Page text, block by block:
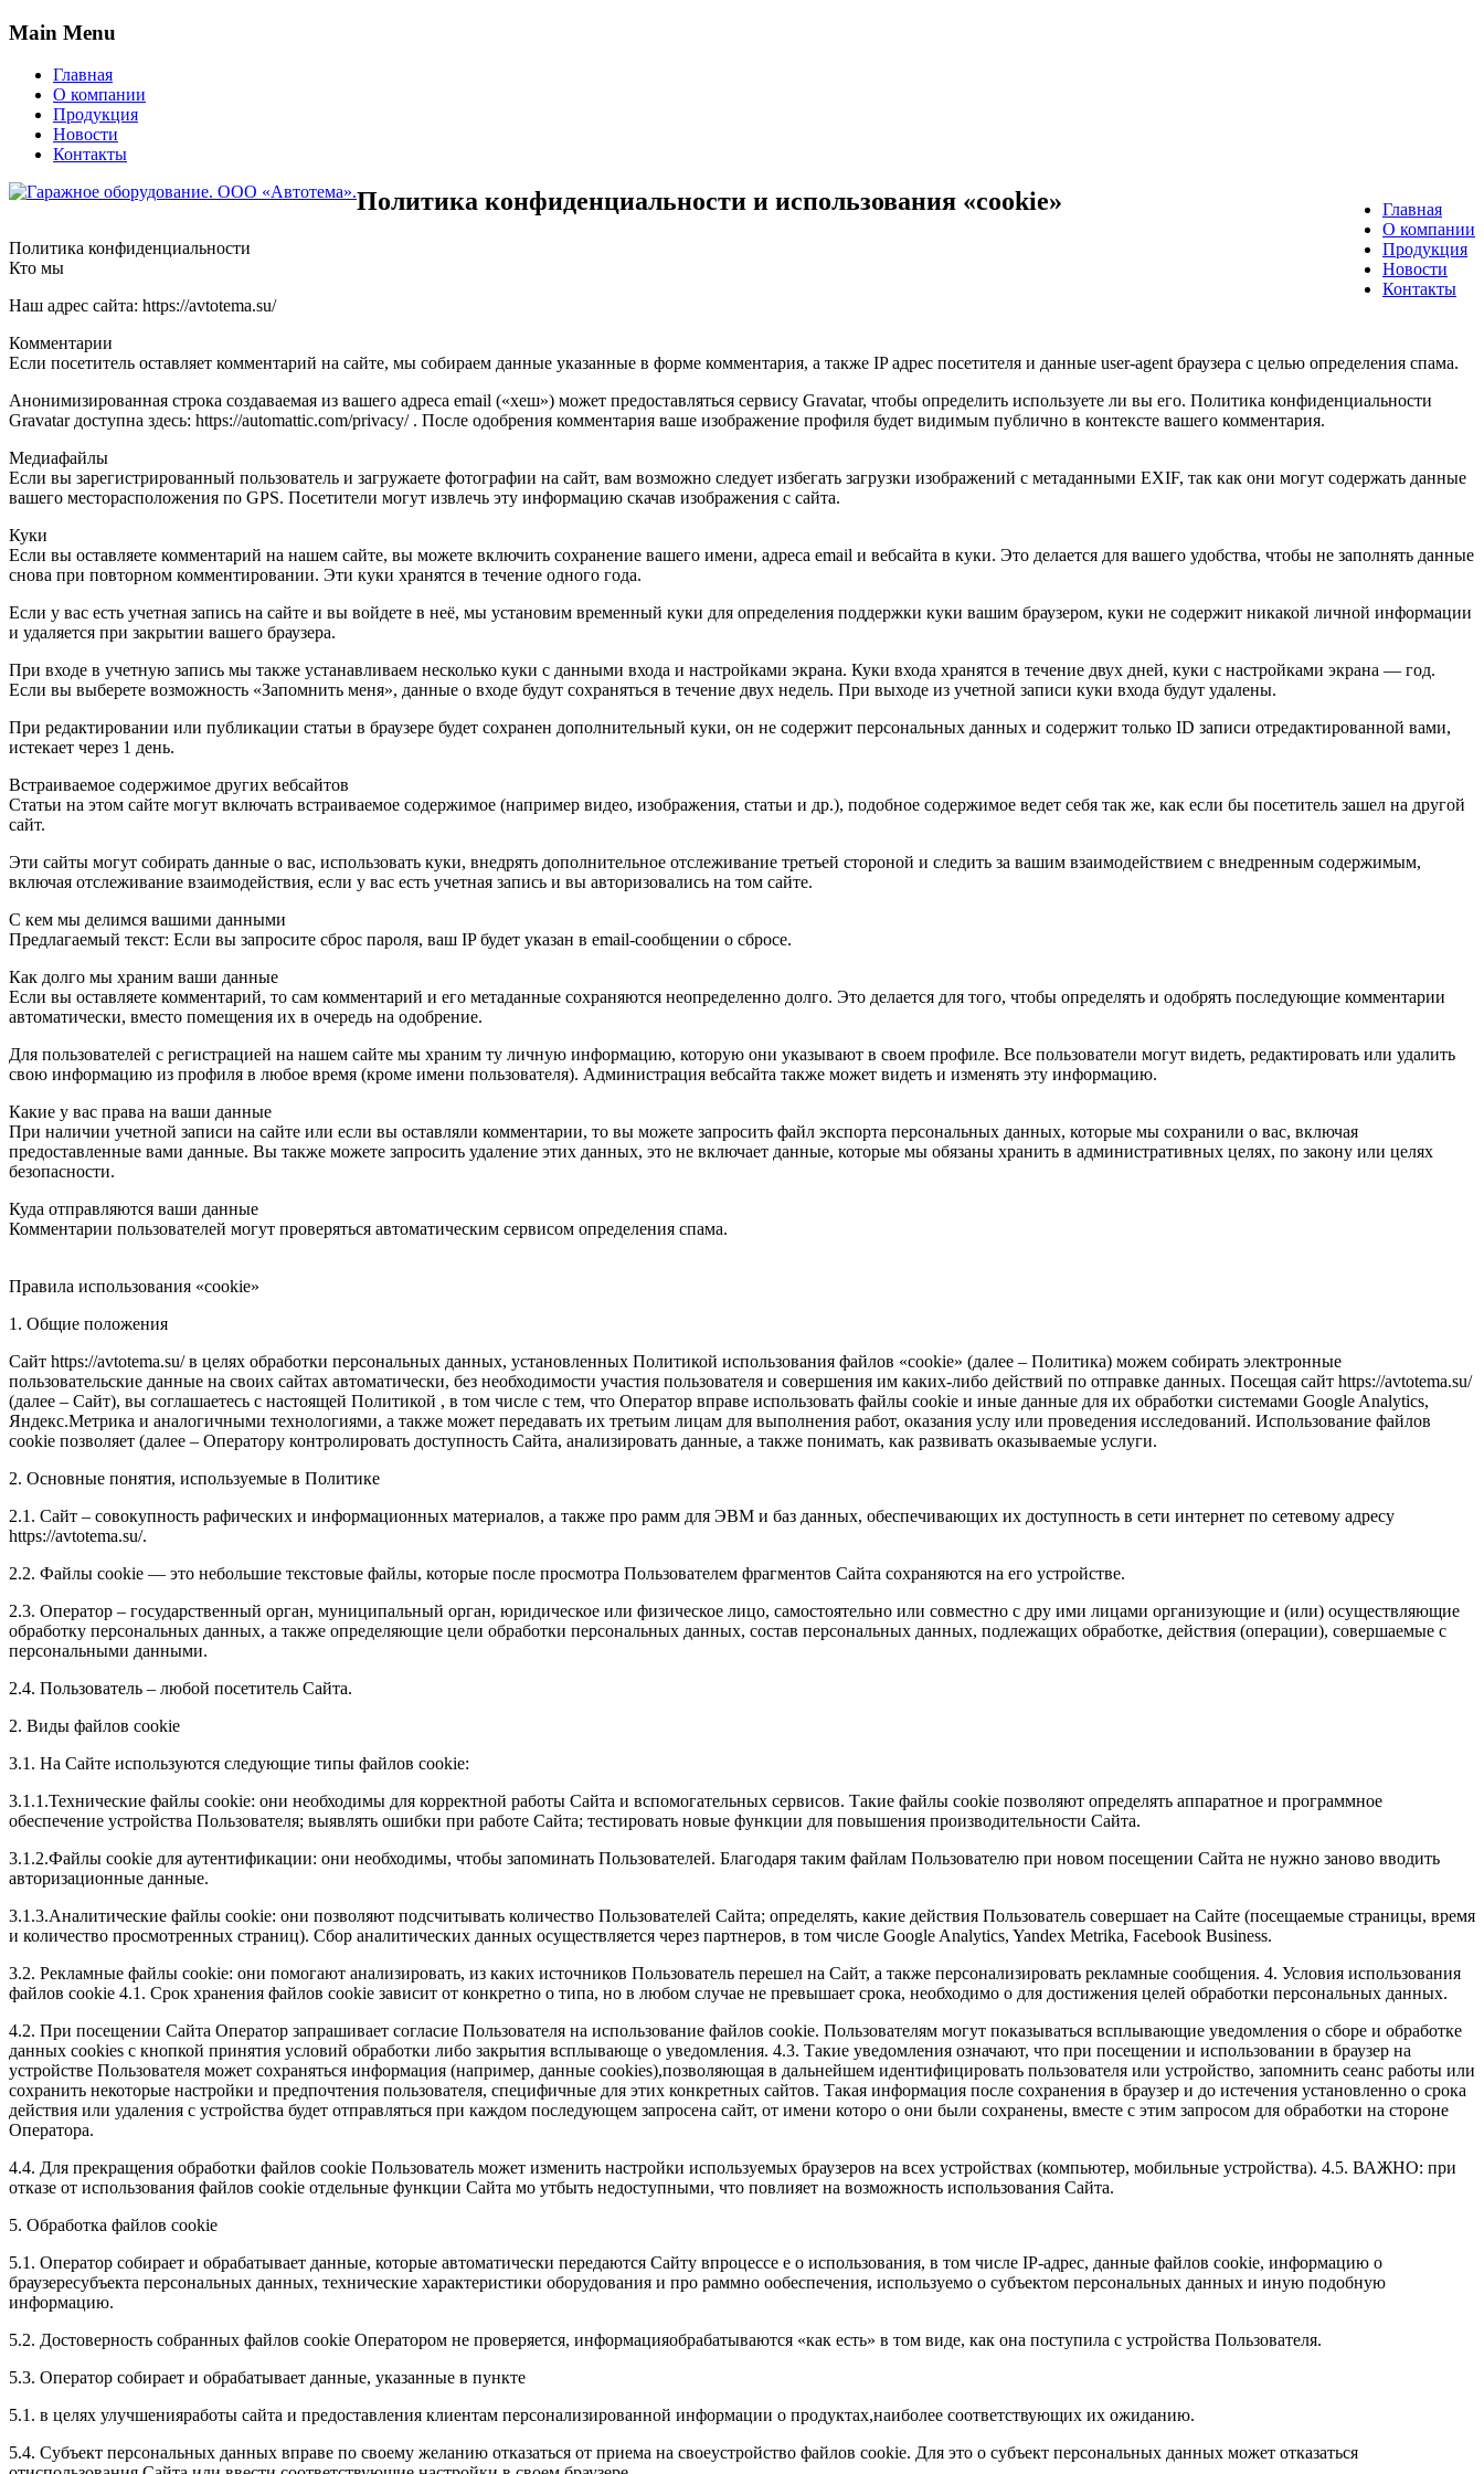
Main Menu
Главная
О компании
Продукция
Новости
Контакты
Главная
О компании
Продукция
Новости
Контакты
Политика конфиденциальности и использования «cookie»
Политика конфиденциальности
Кто мы
Наш адрес сайта: https://avtotema.su/
Комментарии
Если посетитель оставляет комментарий на сайте, мы собираем данные указанные в форме комментария, а также IP адрес посетителя и данные user-agent браузера с целью определения спама.
Анонимизированная строка создаваемая из вашего адреса email («хеш») может предоставляться сервису Gravatar, чтобы определить используете ли вы его. Политика конфиденциальности
Gravatar доступна здесь: https://automattic.com/privacy/ . После одобрения комментария ваше изображение профиля будет видимым публично в контексте вашего комментария.
Медиафайлы
Если вы зарегистрированный пользователь и загружаете фотографии на сайт, вам возможно следует избегать загрузки изображений с метаданными EXIF, так как они могут содержать данные
вашего месторасположения по GPS. Посетители могут извлечь эту информацию скачав изображения с сайта.
Куки
Если вы оставляете комментарий на нашем сайте, вы можете включить сохранение вашего имени, адреса email и вебсайта в куки. Это делается для вашего удобства, чтобы не заполнять данные
снова при повторном комментировании. Эти куки хранятся в течение одного года.
Если у вас есть учетная запись на сайте и вы войдете в неё, мы установим временный куки для определения поддержки куки вашим браузером, куки не содержит никакой личной информации
и удаляется при закрытии вашего браузера.
При входе в учетную запись мы также устанавливаем несколько куки с данными входа и настройками экрана. Куки входа хранятся в течение двух дней, куки с настройками экрана — год.
Если вы выберете возможность «Запомнить меня», данные о входе будут сохраняться в течение двух недель. При выходе из учетной записи куки входа будут удалены.
При редактировании или публикации статьи в браузере будет сохранен дополнительный куки, он не содержит персональных данных и содержит только ID записи отредактированной вами,
истекает через 1 день.
Встраиваемое содержимое других вебсайтов
Статьи на этом сайте могут включать встраиваемое содержимое (например видео, изображения, статьи и др.), подобное содержимое ведет себя так же, как если бы посетитель зашел на другой
сайт.
Эти сайты могут собирать данные о вас, использовать куки, внедрять дополнительное отслеживание третьей стороной и следить за вашим взаимодействием с внедренным содержимым,
включая отслеживание взаимодействия, если у вас есть учетная запись и вы авторизовались на том сайте.
С кем мы делимся вашими данными
Предлагаемый текст: Если вы запросите сброс пароля, ваш IP будет указан в email-сообщении о сбросе.
Как долго мы храним ваши данные
Если вы оставляете комментарий, то сам комментарий и его метаданные сохраняются неопределенно долго. Это делается для того, чтобы определять и одобрять последующие комментарии
автоматически, вместо помещения их в очередь на одобрение.
Для пользователей с регистрацией на нашем сайте мы храним ту личную информацию, которую они указывают в своем профиле. Все пользователи могут видеть, редактировать или удалить
свою информацию из профиля в любое время (кроме имени пользователя). Администрация вебсайта также может видеть и изменять эту информацию.
Какие у вас права на ваши данные
При наличии учетной записи на сайте или если вы оставляли комментарии, то вы можете запросить файл экспорта персональных данных, которые мы сохранили о вас, включая
предоставленные вами данные. Вы также можете запросить удаление этих данных, это не включает данные, которые мы обязаны хранить в административных целях, по закону или целях
безопасности.
Куда отправляются ваши данные
Комментарии пользователей могут проверяться автоматическим сервисом определения спама.
Правила использования «cookie»
1. Общие положения
Сайт https://avtotema.su/ в целях обработки персональных данных, установленных Политикой использования файлов «cookie» (далее – Политика) можем собирать электронные
пользовательские данные на своих сайтах автоматически, без необходимости участия пользователя и совершения им каких-либо действий по отправке данных. Посещая сайт https://avtotema.su/
(далее – Сайт), вы соглашаетесь с настоящей Политикой , в том числе с тем, что Оператор вправе использовать файлы cookie и иные данные для их обработки системами Google Analytics,
Яндекс.Метрика и аналогичными технологиями, а также может передавать их третьим лицам для выполнения работ, оказания услу или проведения исследований. Использование файлов
cookie позволяет (далее – Оператору контролировать доступность Сайта, анализировать данные, а также понимать, как развивать оказываемые услуги.
2. Основные понятия, используемые в Политике
2.1. Сайт – совокупность рафических и информационных материалов, а также про рамм для ЭВМ и баз данных, обеспечивающих их доступность в сети интернет по сетевому адресу
https://avtotema.su/.
2.2. Файлы cookie — это небольшие текстовые файлы, которые после просмотра Пользователем фрагментов Сайта сохраняются на его устройстве.
2.3. Оператор – государственный орган, муниципальный орган, юридическое или физическое лицо, самостоятельно или совместно с дру ими лицами организующие и (или) осуществляющие
обработку персональных данных, а также определяющие цели обработки персональных данных, состав персональных данных, подлежащих обработке, действия (операции), совершаемые с
персональными данными.
2.4. Пользователь – любой посетитель Сайта.
2. Виды файлов cookie
3.1. На Сайте используются следующие типы файлов cookie:
3.1.1.Технические файлы cookie: они необходимы для корректной работы Сайта и вспомогательных сервисов. Такие файлы cookie позволяют определять аппаратное и программное
обеспечение устройства Пользователя; выявлять ошибки при работе Сайта; тестировать новые функции для повышения производительности Сайта.
3.1.2.Файлы cookie для аутентификации: они необходимы, чтобы запоминать Пользователей. Благодаря таким файлам Пользователю при новом посещении Сайта не нужно заново вводить
авторизационные данные.
3.1.3.Аналитические файлы cookie: они позволяют подсчитывать количество Пользователей Сайта; определять, какие действия Пользователь совершает на Сайте (посещаемые страницы, время
и количество просмотренных страниц). Сбор аналитических данных осуществляется через партнеров, в том числе Google Analytics, Yandex Metrika, Facebook Business.
3.2. Рекламные файлы cookie: они помогают анализировать, из каких источников Пользователь перешел на Сайт, а также персонализировать рекламные сообщения. 4. Условия использования
файлов cookie 4.1. Срок хранения файлов cookie зависит от конкретно о типа, но в любом случае не превышает срока, необходимо о для достижения целей обработки персональных данных.
4.2. При посещении Сайта Оператор запрашивает согласие Пользователя на использование файлов cookie. Пользователям могут показываться всплывающие уведомления о сборе и обработке
данных cookies с кнопкой принятия условий обработки либо закрытия всплывающе о уведомления. 4.3. Такие уведомления означают, что при посещении и использовании в браузер на
устройстве Пользователя может сохраняться информация (например, данные cookies),позволяющая в дальнейшем идентифицировать пользователя или устройство, запомнить сеанс работы или
сохранить некоторые настройки и предпочтения пользователя, специфичные для этих конкретных сайтов. Такая информация после сохранения в браузер и до истечения установленно о срока
действия или удаления с устройства будет отправляться при каждом последующем запросена сайт, от имени которо о они были сохранены, вместе с этим запросом для обработки на стороне
Оператора.
4.4. Для прекращения обработки файлов cookie Пользователь может изменить настройки используемых браузеров на всех устройствах (компьютер, мобильные устройства). 4.5. ВАЖНО: при
отказе от использования файлов cookie отдельные функции Сайта мо утбыть недоступными, что повлияет на возможность использования Сайта.
5. Обработка файлов cookie
5.1. Оператор собирает и обрабатывает данные, которые автоматически передаются Сайту впроцессе е о использования, в том числе IP-адрес, данные файлов cookie, информацию о
браузересубъекта персональных данных, технические характеристики оборудования и про раммно ообеспечения, используемо о субъектом персональных данных и иную подобную
информацию.
5.2. Достоверность собранных файлов cookie Оператором не проверяется, информацияобрабатываются «как есть» в том виде, как она поступила с устройства Пользователя.
5.3. Оператор собирает и обрабатывает данные, указанные в пункте
5.1. в целях улучшенияработы сайта и предоставления клиентам персонализированной информации о продуктах,наиболее соответствующих их ожиданию.
5.4. Субъект персональных данных вправе по своему желанию отказаться от приема на своеустройство файлов cookie. Для это о субъект персональных данных может отказаться